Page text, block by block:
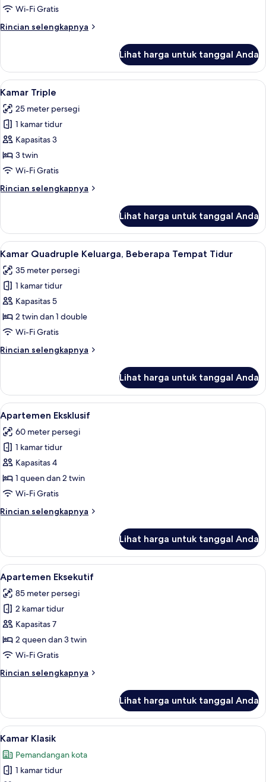
Wi-Fi Gratis
Rincian selengkapnya
Rincian
Kamar
Single
Lihat harga untuk tanggal Anda
Lihat
semua
foto
untuk
Kamar
Triple
Kamar Triple | Seprai katun Mesir,
11
Kamar Triple
25 meter persegi
1 kamar tidur
Kapasitas 3
3 twin
Wi-Fi Gratis
Rincian selengkapnya
Rincian
Kamar
Triple
Lihat harga untuk tanggal Anda
Lihat
semua
foto
untuk
Kamar
Quadruple
Keluarga,
Tempat
Kamar Quadruple Keluarga,
7
Kamar Quadruple Keluarga, Beberapa Tempat Tidur
35 meter persegi
1 kamar tidur
Kapasitas 5
2 twin dan 1 double
Wi-Fi Gratis
Rincian selengkapnya
Rincian
Kamar
Quadruple
Keluarga,
Beberapa
Tempat
Tidur
Lihat harga untuk tanggal Anda
Lihat
semua
foto
untuk
Apartemen
Eksklusif
Apartemen Eksklusif | Seprai katun
12
Apartemen Eksklusif
60 meter persegi
1 kamar tidur
Kapasitas 4
1 queen dan 2 twin
Wi-Fi Gratis
Rincian selengkapnya
Rincian
Apartemen
Eksklusif
Lihat harga untuk tanggal Anda
Lihat
semua
foto
untuk
Apartemen
Eksekutif
Apartemen Eksekutif | Seprai katun
11
Apartemen Eksekutif
85 meter persegi
2 kamar tidur
Kapasitas 7
2 queen dan 3 twin
Wi-Fi Gratis
Rincian selengkapnya
Rincian
Apartemen
Eksekutif
Lihat harga untuk tanggal Anda
Lihat
semua
foto
untuk
Kamar Klasik | Seprai katun Mesir,
1
Kamar Klasik
Pemandangan kota
1 kamar tidur